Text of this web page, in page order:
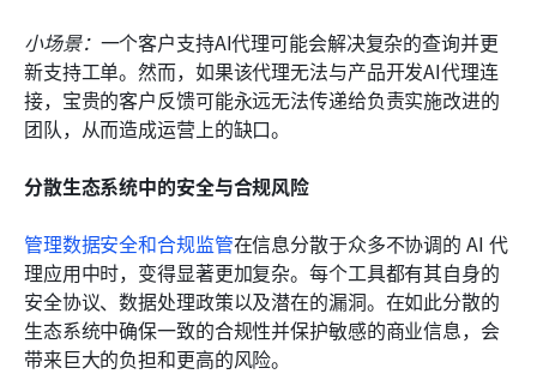
小场景： 一个客户支持AI代理可能会解决复杂的查询并更
新支持工单。然而，如果该代理无法与产品开发AI代理连
接，宝贵的客户反馈可能永远无法传递给负责实施改进的
团队，从而造成运营上的缺口。
分散生态系统中的安全与合规风险
管理数据安全和合规监管在信息分散于众多不协调的 AI 代
理应用中时，变得显著更加复杂。每个工具都有其自身的
安全协议、数据处理政策以及潜在的漏洞。在如此分散的
生态系统中确保一致的合规性并保护敏感的商业信息，会
带来巨大的负担和更高的风险。